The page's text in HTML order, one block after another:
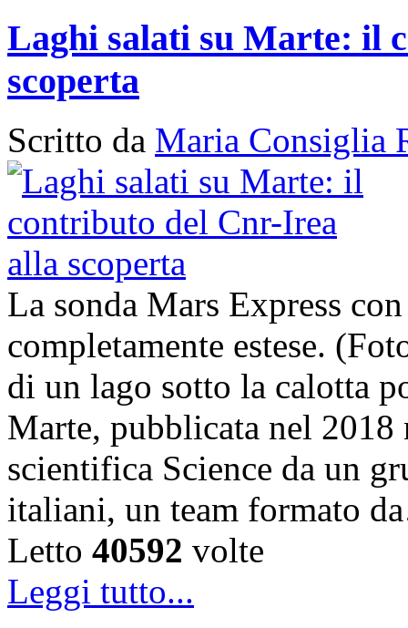
Laghi salati su Marte: il
scoperta
Scritto da Maria Consiglia
La sonda Mars Express
completamente estese.
di un lago sotto la calotta
Marte, pubblicata nel
scientifica Science da un
italiani, un team formato
Letto 40592 volte
Leggi tutto...